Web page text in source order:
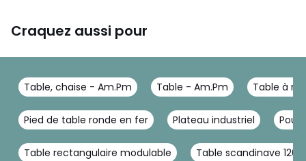
Craquez aussi pour
Table, chaise - Am.Pm Table - Am.Pm Table à
Pied de table ronde en fer Plateau industriel Pouf
Table rectangulaire modulable Table scandinave 120